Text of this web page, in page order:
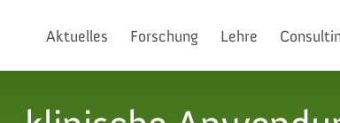
Aktuelles Forschung Lehre